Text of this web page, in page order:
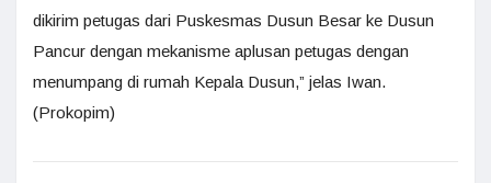
dikirim petugas dari Puskesmas Dusun Besar ke Dusun
Pancur dengan mekanisme aplusan petugas dengan
menumpang di rumah Kepala Dusun,” jelas Iwan.
(Prokopim)